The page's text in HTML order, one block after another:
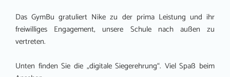
Das GymBu gratuliert Nike zu der prima Leistung und ihr
freiwilliges Engagement, unsere Schule nach außen zu
vertreten.
Unten finden Sie die „digitale Siegerehrung“. Viel Spaß beim